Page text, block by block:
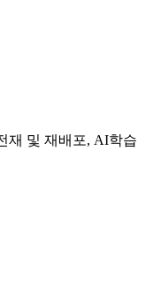
재 및 재배포, AI학습